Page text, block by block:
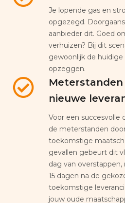
Je lopende gas en
opgezegd.
aanbieder dit. Goed
verhuizen? Bij dit
gewoonlijk de
opzeggen.
nieuwe
Voor een succesvolle
de meterstanden
toekomstige
gevallen gebeurt dit
dag van
15 dagen na de
toekomstige
jouw oude